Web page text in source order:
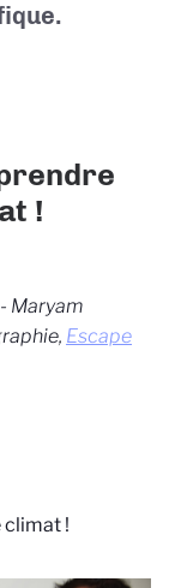
!
Maryam
Escape
climat !